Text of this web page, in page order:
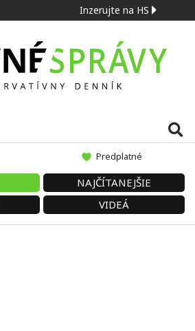
Inzerujte na HS
Predplatné
NAJČÍTANEJŠIE
VIDEÁ